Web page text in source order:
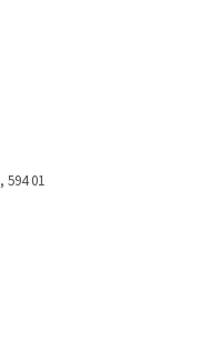
, 594 01